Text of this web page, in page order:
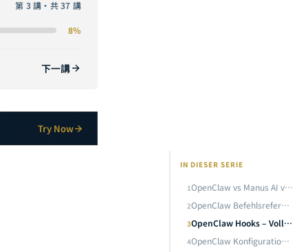
OpenClaw Fehlerbehebung -- Vollstandiger Leitfaden: Doctor-Diagnose, Neustart-Reparatur und Schnellreferenz haufiger Fehler
第 3 講・共 37 講
8%
下一講
Try Now
IN DIESER SERIE
1 OpenClaw vs Manus AI vs Claude Code: Tiefgehender Vergleich und Auswahlratgeber fuer KI-Agenten-Frameworks 2026
2 OpenClaw Befehlsreferenz: Von grundlegenden Operationen bis zu fortgeschrittenen CLI-Techniken
3 OpenClaw Hooks – Vollständiger Leitfaden: Designmuster und Praxisbeispiele für ereignisgesteuerte Automatisierung
4 OpenClaw Konfiguration -- Vollstaendiger Leitfaden: Von openclaw.json bis zur Modellverwaltung